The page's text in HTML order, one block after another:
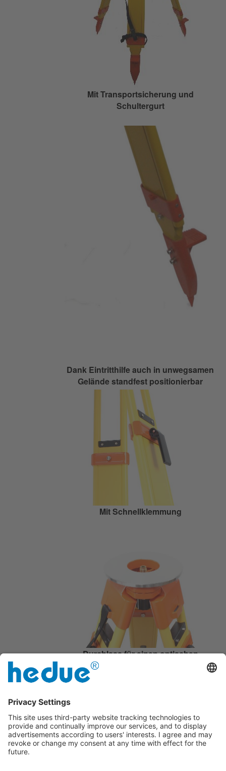
Mit Transportsicherung und
Schultergurt
Dank Eintritthilfe auch in unwegsamen
Gelände standfest positionierbar
Mit Schnellklemmung
Durchlass für einen optischen